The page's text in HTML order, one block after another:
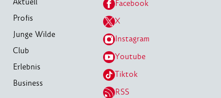
Profis
Junge Wilde
Club
Erlebnis
Business
Facebook
X
Instagram
Youtube
Tiktok
RSS